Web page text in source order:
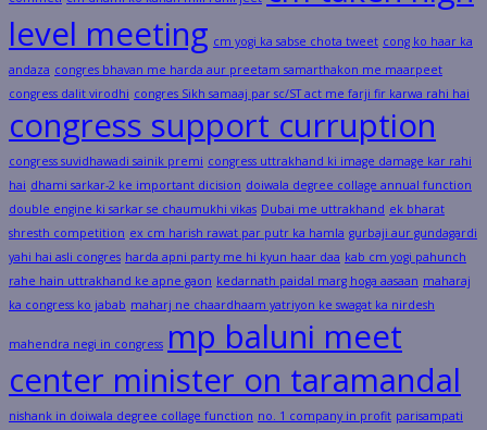
level meeting cm yogi ka sabse chota tweet cong ko haar ka
andaza congres bhavan me harda aur preetam samarthakon me maarpeet
congress dalit virodhi congres Sikh samaaj par sc/ST act me farji fir karwa rahi hai
congress support curruption
congress suvidhawadi sainik premi congress uttrakhand ki image damage kar rahi
hai dhami sarkar-2 ke important dicision doiwala degree collage annual function
double engine ki sarkar se chaumukhi vikas Dubai me uttrakhand ek bharat
shresth competition ex cm harish rawat par putr ka hamla gurbaji aur gundagardi
yahi hai asli congres harda apni party me hi kyun haar daa kab cm yogi pahunch
rahe hain uttrakhand ke apne gaon kedarnath paidal marg hoga aasaan maharaj
ka congress ko jabab maharj ne chaardhaam yatriyon ke swagat ka nirdesh
mahendra negi in congress mp baluni meet
center minister on taramandal
nishank in doiwala degree collage function no. 1 company in profit parisampati